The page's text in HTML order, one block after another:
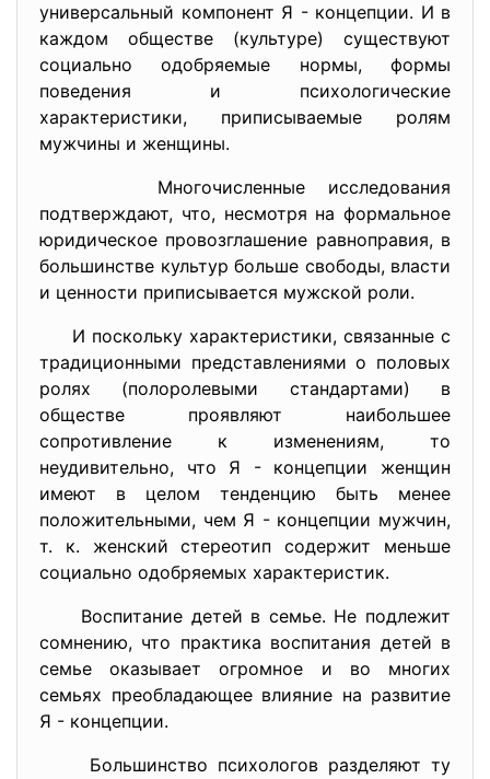
универсальный компонент Я - концепции. И в
каждом обществе (культуре) существуют
социально одобряемые нормы, формы
поведения и психологические
характеристики, приписываемые ролям
мужчины и женщины.
Многочисленные исследования
подтверждают, что, несмотря на формальное
юридическое провозглашение равноправия, в
большинстве культур больше свободы, власти
и ценности приписывается мужской роли.
И поскольку характеристики, связанные с
традиционными представлениями о половых
ролях (полоролевыми стандартами) в
обществе проявляют наибольшее
сопротивление к изменениям, то
неудивительно, что Я - концепции женщин
имеют в целом тенденцию быть менее
положительными, чем Я - концепции мужчин,
т. к. женский стереотип содержит меньше
социально одобряемых характеристик.
Воспитание детей в семье. Не подлежит
сомнению, что практика воспитания детей в
семье оказывает огромное и во многих
семьях преобладающее влияние на развитие
Я - концепции.
Большинство психологов разделяют ту